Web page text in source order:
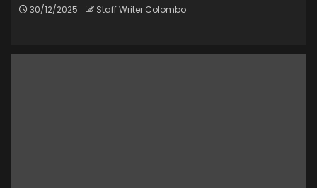
30/12/2025 Staff Writer Colombo